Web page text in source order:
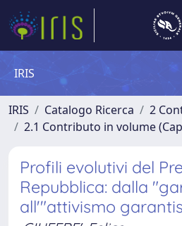
IRIS
IRIS Catalogo Ricerca
2
2.1 Contributo in volume
Profili evolutivi del
Repubblica: dalla
all'"attivismo